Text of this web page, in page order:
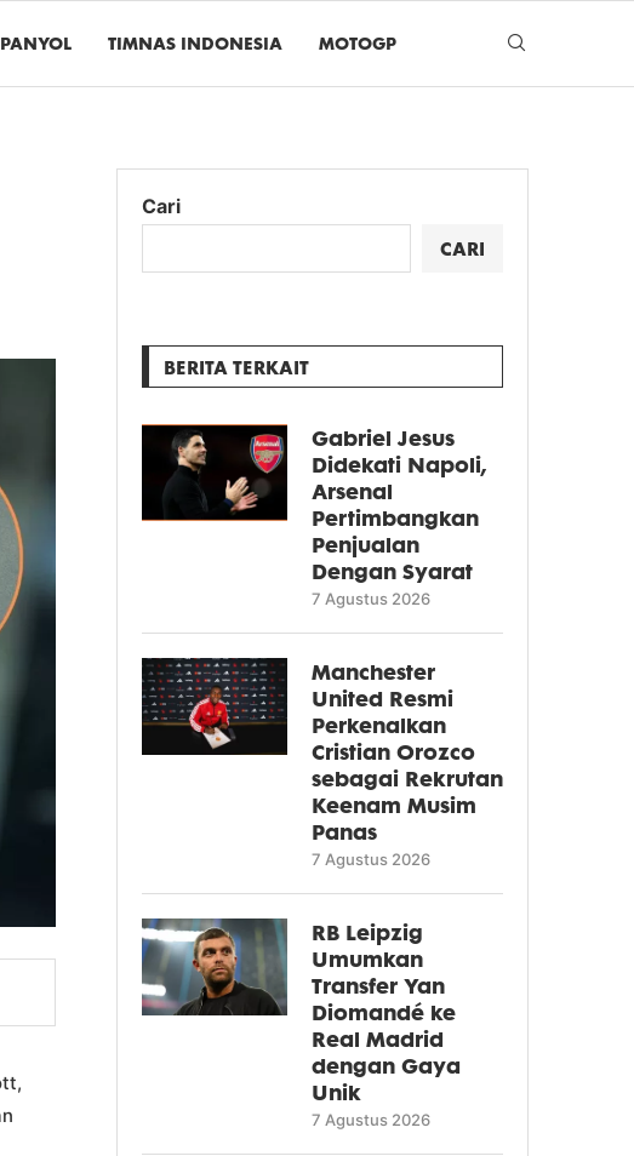
TIMNAS INDONESIA MOTOGP
Cari
CARI
BERITA TERKAIT
Gabriel Jesus
Didekati Napoli,
Arsenal
Pertimbangkan
Penjualan
Dengan Syarat
7 Agustus 2026
Manchester
United Resmi
Perkenalkan
Cristian Orozco
sebagai Rekrutan
Keenam Musim
Panas
7 Agustus 2026
RB Leipzig
Umumkan
Transfer Yan
Diomandé ke
Real Madrid
dengan Gaya
Unik
7 Agustus 2026